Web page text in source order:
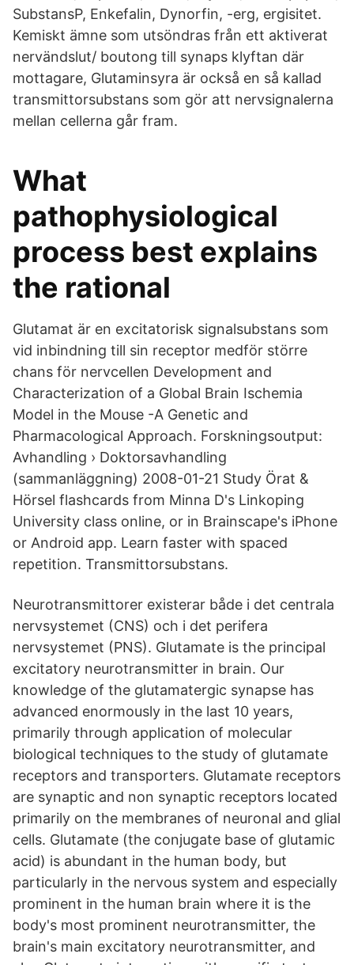
SubstansP, Enkefalin, Dynorfin, -erg, ergisitet.
Kemiskt ämne som utsöndras från ett aktiverat
nervändslut/ boutong till synaps klyftan där
mottagare, Glutaminsyra är också en så kallad
transmittorsubstans som gör att nervsignalerna
mellan cellerna går fram.
What
pathophysiological
process best explains
the rational
Glutamat är en excitatorisk signalsubstans som
vid inbindning till sin receptor medför större
chans för nervcellen Development and
Characterization of a Global Brain Ischemia
Model in the Mouse -A Genetic and
Pharmacological Approach. Forskningsoutput:
Avhandling › Doktorsavhandling
(sammanläggning) 2008-01-21 Study Örat &
Hörsel flashcards from Minna D's Linkoping
University class online, or in Brainscape's iPhone
or Android app. Learn faster with spaced
repetition. Transmittorsubstans.
Neurotransmittorer existerar både i det centrala
nervsystemet (CNS) och i det perifera
nervsystemet (PNS). Glutamate is the principal
excitatory neurotransmitter in brain. Our
knowledge of the glutamatergic synapse has
advanced enormously in the last 10 years,
primarily through application of molecular
biological techniques to the study of glutamate
receptors and transporters. Glutamate receptors
are synaptic and non synaptic receptors located
primarily on the membranes of neuronal and glial
cells. Glutamate (the conjugate base of glutamic
acid) is abundant in the human body, but
particularly in the nervous system and especially
prominent in the human brain where it is the
body's most prominent neurotransmitter, the
brain's main excitatory neurotransmitter, and